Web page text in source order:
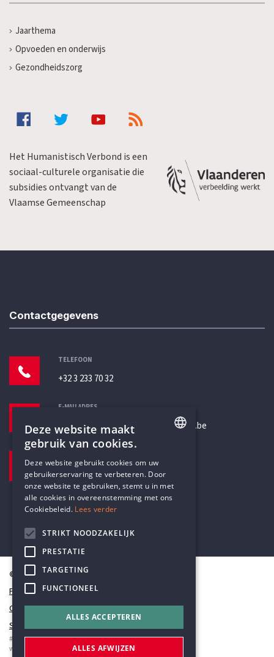
Jaarthema
Opvoeden en onderwijs
Gezondheidszorg
Het Humanistisch Verbond is een
sociaal-culturele organisatie die
subsidies ontvangt van de
Vlaamse Gemeenschap
Contactgegevens
TELEFOON
+32 3 233 70 32
E-MAILADRES
secretariaat@humanistischverbond.be
Pottenbrug 4
Antwerpen, 2000
© Humanistisch Verbond 2026
Privacy
Cookiestatement
Sitemap
#codedwithlove byCodelines
webapplicaties
mobiele apps&maatwerk websites
DUTCH
Deze website maakt
gebruik van cookies.
Deze website gebruikt cookies om uw
gebruikerservaring te verbeteren. Door
onze website te gebruiken, stemt u in met
alle cookies in overeenstemming met ons
Cookiebeleid. Lees verder
STRIKT NOODZAKELIJK
PRESTATIE
TARGETING
FUNCTIONEEL
ALLES ACCEPTEREN
ALLES AFWIJZEN